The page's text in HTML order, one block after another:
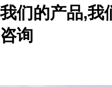
我们的产品,我
咨询